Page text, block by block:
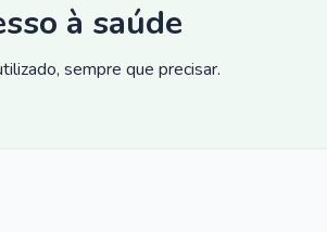
à saúde
sempre que precisar.